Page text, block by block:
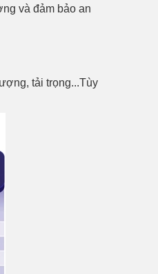
và đảm bảo an
tải trọng...Tùy